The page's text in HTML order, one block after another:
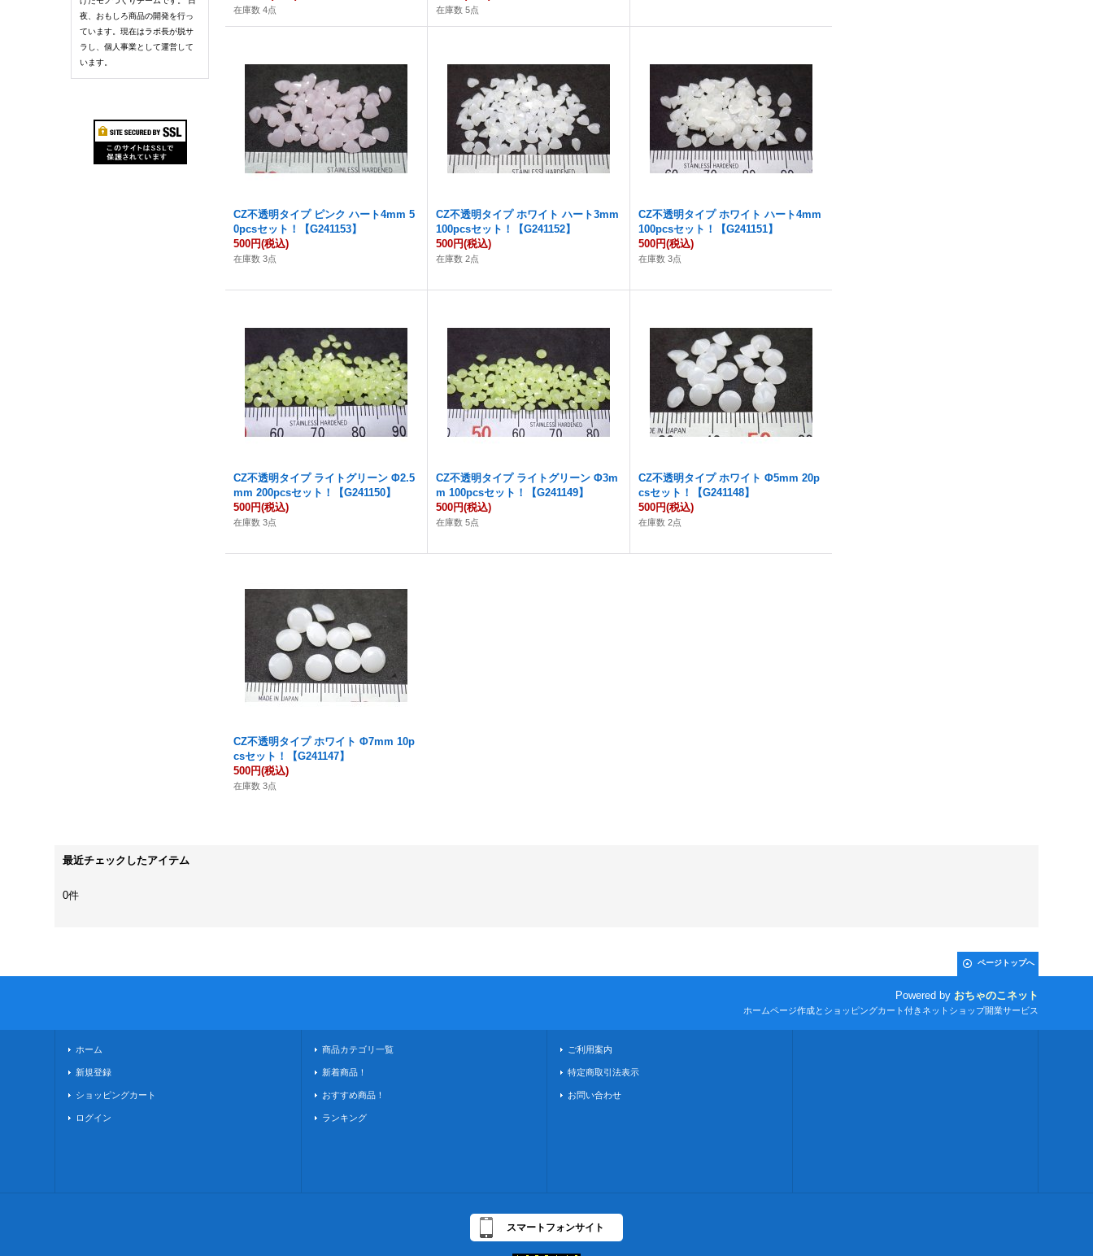
夜、おもしろ商品の開発を行っ
ています。現在はラボ長が脱サ
ラし、個人事業として運営して
います。
在庫数 4点 在庫数 5点
CZ不透明タイプ ピンク ハート4mm 5
0pcsセット！【G241153】
500円(税込)
在庫数 3点
CZ不透明タイプ ホワイト ハート3mm
100pcsセット！【G241152】
500円(税込)
在庫数 2点
CZ不透明タイプ ホワイト ハート4mm
100pcsセット！【G241151】
500円(税込)
在庫数 3点
CZ不透明タイプ ライトグリーン Φ2.5
mm 200pcsセット！【G241150】
500円(税込)
在庫数 3点
CZ不透明タイプ ライトグリーン Φ3m
m 100pcsセット！【G241149】
500円(税込)
在庫数 5点
CZ不透明タイプ ホワイト Φ5mm 20p
csセット！【G241148】
500円(税込)
在庫数 2点
CZ不透明タイプ ホワイト Φ7mm 10p
csセット！【G241147】
500円(税込)
在庫数 3点
最近チェックしたアイテム
0件
ページトップへ
Powered by おちゃのこネット
ホームページ作成とショッピングカート付きネットショップ開業サービス
ホーム
新規登録
ショッピングカート
ログイン
商品カテゴリ一覧
新着商品！
おすすめ商品！
ランキング
ご利用案内
特定商取引法表示
お問い合わせ
スマートフォンサイト